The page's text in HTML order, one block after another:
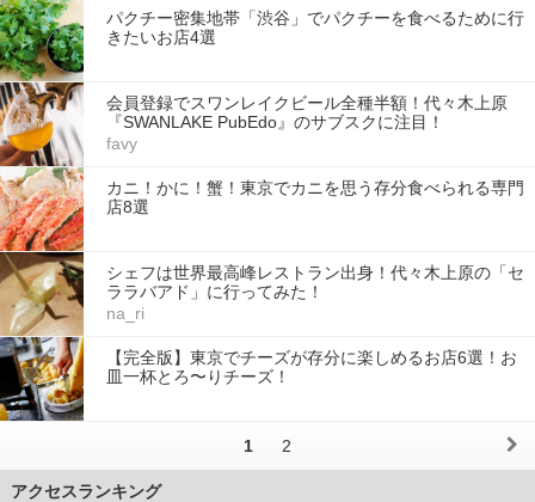
パクチー密集地帯「渋谷」でパクチーを食べるために行
きたいお店4選
会員登録でスワンレイクビール全種半額！代々木上原
『SWANLAKE PubEdo』のサブスクに注目！
favy
カニ！かに！蟹！東京でカニを思う存分食べられる専門
店8選
シェフは世界最高峰レストラン出身！代々木上原の「セ
ララバアド」に行ってみた！
na_ri
【完全版】東京でチーズが存分に楽しめるお店6選！お
皿一杯とろ〜りチーズ！
1 2
アクセスランキング